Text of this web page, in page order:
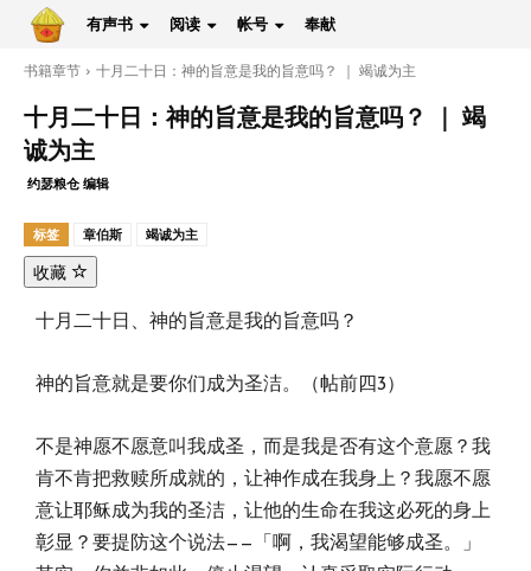
有声书 阅读 帐号 奉献
书籍章节 十月二十日：神的旨意是我的旨意吗？ ｜ 竭诚为主
十月二十日：神的旨意是我的旨意吗？ ｜ 竭
诚为主
约瑟粮仓 编辑
标签 章伯斯 竭诚为主
收藏
十月二十日、神的旨意是我的旨意吗？
神的旨意就是要你们成为圣洁。（帖前四3）
不是神愿不愿意叫我成圣，而是我是否有这个意愿？我
肯不肯把救赎所成就的，让神作成在我身上？我愿不愿
意让耶稣成为我的圣洁，让他的生命在我这必死的身上
彰显？要提防这个说法——「啊，我渴望能够成圣。」